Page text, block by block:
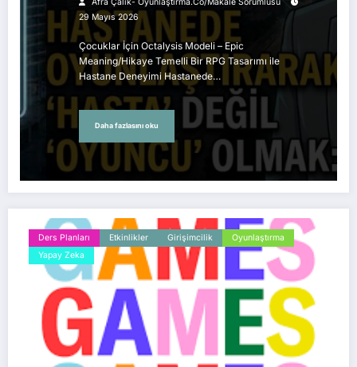
29 Mayıs 2026
Çocuklar İçin Octalysis Modeli – Epic
Meaning/Hikaye Temelli Bir RPG Tasarımı ile
Hastane Deneyimi Hastanede…
Daha fazlasını oku
Ders Planları Etkinlikler Girişimcilik
Oyunlaştırma
Yapay Zeka